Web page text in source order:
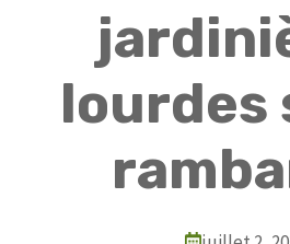
lourdes